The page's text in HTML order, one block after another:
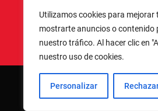
Utilizamos cookies para mejorar
mostrarte anuncios o contenido
nuestro tráfico. Al hacer clic en
nuestro uso de cookies.
Personalizar